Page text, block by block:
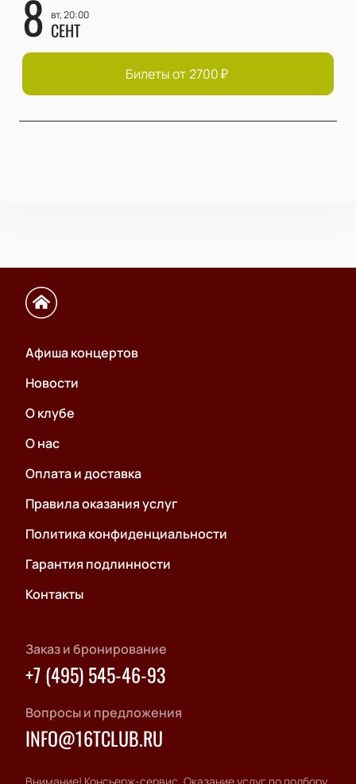
8 вт, 20:00
СЕНТ
Билеты от 2700₽
Афиша концертов
Новости
О клубе
О нас
Оплата и доставка
Правила оказания услуг
Политика конфиденциальности
Гарантия подлинности
Контакты
Заказ и бронирование
+7 (495) 545-46-93
Вопросы и предложения
INFO@16TCLUB.RU